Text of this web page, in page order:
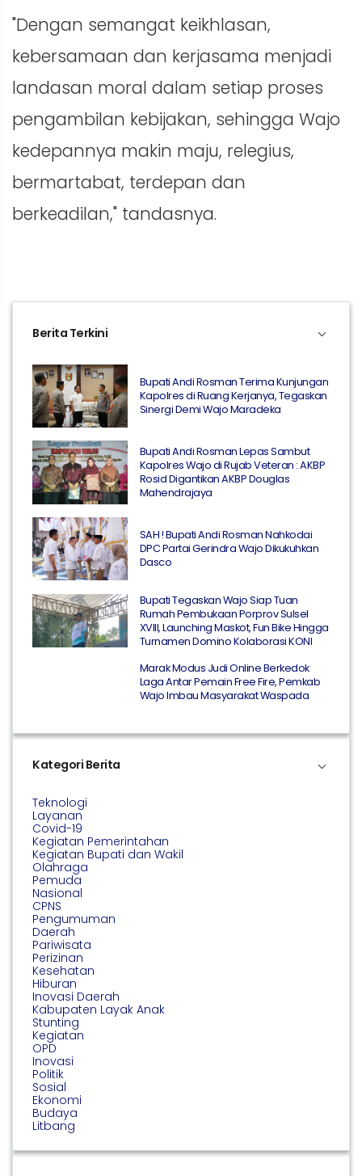
"Dengan semangat keikhlasan,
kebersamaan dan kerjasama menjadi
landasan moral dalam setiap proses
pengambilan kebijakan, sehingga Wajo
kedepannya makin maju, relegius,
bermartabat, terdepan dan
berkeadilan," tandasnya.
Berita Terkini
Bupati Andi Rosman Terima Kunjungan
Kapolres di Ruang Kerjanya, Tegaskan
Sinergi Demi Wajo Maradeka
Bupati Andi Rosman Lepas Sambut
Kapolres Wajo di Rujab Veteran : AKBP
Rosid Digantikan AKBP Douglas
Mahendrajaya
SAH ! Bupati Andi Rosman Nahkodai
DPC Partai Gerindra Wajo Dikukuhkan
Dasco
Bupati Tegaskan Wajo Siap Tuan
Rumah Pembukaan Porprov Sulsel
XVIII, Launching Maskot, Fun Bike Hingga
Turnamen Domino Kolaborasi KONI
Marak Modus Judi Online Berkedok
Laga Antar Pemain Free Fire, Pemkab
Wajo Imbau Masyarakat Waspada
Kategori Berita
Teknologi
Layanan
Covid-19
Kegiatan Pemerintahan
Kegiatan Bupati dan Wakil
Olahraga
Pemuda
Nasional
CPNS
Pengumuman
Daerah
Pariwisata
Perizinan
Kesehatan
Hiburan
Inovasi Daerah
Kabupaten Layak Anak
Stunting
Kegiatan
OPD
Inovasi
Politik
Sosial
Ekonomi
Budaya
Litbang